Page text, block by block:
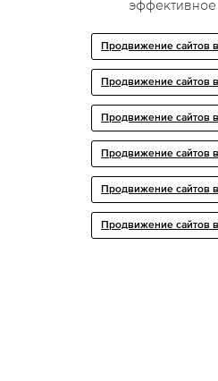
Продвижение сайтов
Продвижение сайтов
Продвижение сайтов
Продвижение сайтов
Продвижение сайтов
Продвижение сайтов